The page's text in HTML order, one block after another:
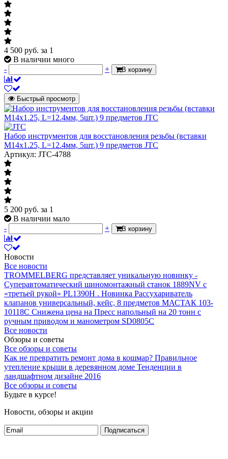
4 500 руб. за 1
В наличии много
-
+ В корзину
Быстрый просмотр
Набор инструментов для восстановления резьбы (вставки
М14х1.25, L=12.4мм, 5шт.) 9 предметов JTC
Артикул: JTC-4788
5 200 руб. за 1
В наличии мало
-
+ В корзину
Новости
Все новости
TROMMELBERG представляет уникальную новинку -
Суперавтоматический шиномонтажный станок 1889NV с
«третьей рукой» PL1390H . Новинка Рассухариватель
клапанов универсальный, кейс, 8 предметов МАСТАК 103-
10118C Снижена цена на Пресс напольный на 20 тонн с
ручным приводом и манометром SD0805C
Все новости
Обзоры и советы
Все обзоры и советы
Как не превратить ремонт дома в кошмар? Правильное
утепление крыши в деревянном доме Тенденции в
ландшафтном дизайне 2016
Все обзоры и советы
Будьте в курсе!
Новости, обзоры и акции
Подписаться